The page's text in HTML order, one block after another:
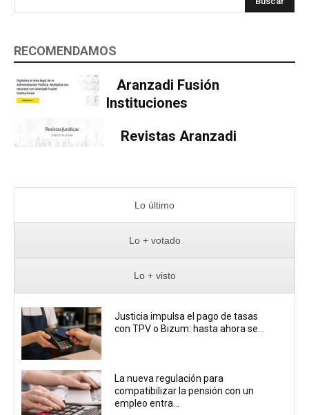
RECOMENDAMOS
Aranzadi Fusión
Instituciones
Revistas Aranzadi
Lo último
Lo + votado
Lo + visto
Justicia impulsa el pago de tasas
con TPV o Bizum: hasta ahora se...
La nueva regulación para
compatibilizar la pensión con un
empleo entra...